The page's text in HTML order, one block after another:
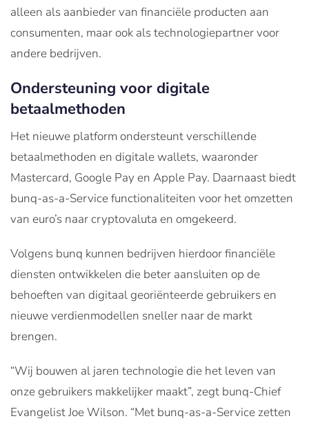
alleen als aanbieder van financiële producten aan
consumenten, maar ook als technologiepartner voor
andere bedrijven.
Ondersteuning voor digitale
betaalmethoden
Het nieuwe platform ondersteunt verschillende
betaalmethoden en digitale wallets, waaronder
Mastercard, Google Pay en Apple Pay. Daarnaast biedt
bunq-as-a-Service functionaliteiten voor het omzetten
van euro’s naar cryptovaluta en omgekeerd.
Volgens bunq kunnen bedrijven hierdoor financiële
diensten ontwikkelen die beter aansluiten op de
behoeften van digitaal georiënteerde gebruikers en
nieuwe verdienmodellen sneller naar de markt
brengen.
“Wij bouwen al jaren technologie die het leven van
onze gebruikers makkelijker maakt”, zegt bunq-Chief
Evangelist Joe Wilson. “Met bunq-as-a-Service zetten